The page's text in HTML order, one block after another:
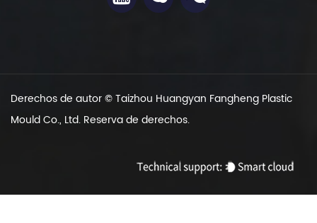
Derechos de autor ©Taizhou Huangyan Fangheng Plastic
Mould Co., Ltd. Reserva de derechos.